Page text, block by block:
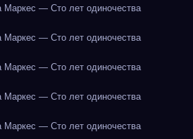
Маркес — Сто лет одиночества
Маркес — Сто лет одиночества
Маркес — Сто лет одиночества
Маркес — Сто лет одиночества
Маркес — Сто лет одиночества